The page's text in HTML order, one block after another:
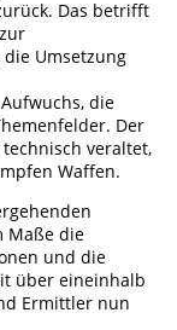
Das betrifft
Umsetzung
die
Der
veraltet,
Waffen.
Maße die
und die
über eineinhalb
Ermittler nun